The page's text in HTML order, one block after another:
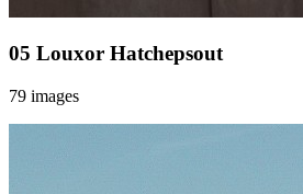
05 Louxor Hatchepsout
79 images